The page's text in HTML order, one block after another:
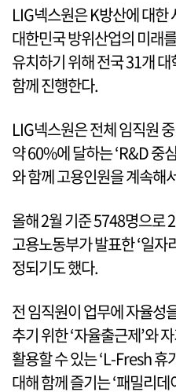
LIG넥스원은 K방산에 대한
대한민국 방위산업의 미래
유치하기 위해 전국 31개
함께 진행한다.
LIG넥스원은 전체 임직원
약 60%에 달하는 ‘R&D 중
와 함께 고용인원을 계속해
올해 2월 기준 5748명으로
고용노동부가 발표한 ‘일자
정되기도 했다.
전 임직원이 업무에 자율성
추기 위한 ‘자율출근제’와
활용할 수 있는 ‘L-Fresh 휴
대해 함께 즐기는 ‘패밀리